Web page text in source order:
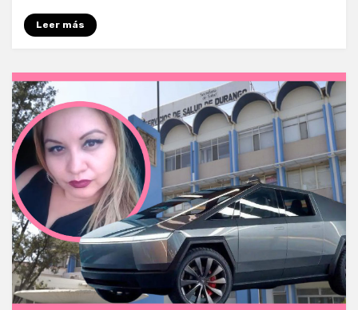
Leer más